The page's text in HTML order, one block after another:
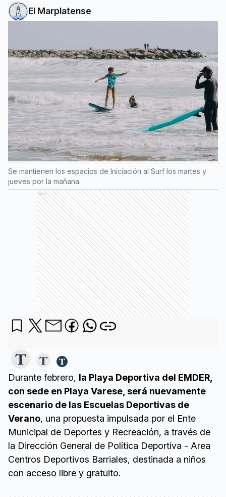
El Marplatense
Se mantienen los espacios de Iniciación al Surf los martes y
jueves por la mañana.
Ads
Durante febrero, la Playa Deportiva del EMDER,
con sede en Playa Varese, será nuevamente
escenario de las Escuelas Deportivas de
Verano, una propuesta impulsada por el Ente
Municipal de Deportes y Recreación, a través de
la Dirección General de Política Deportiva - Area
Centros Deportivos Barriales, destinada a niños
con acceso libre y gratuito.